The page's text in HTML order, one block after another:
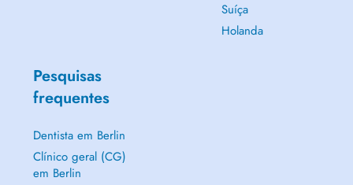
Suíça
Holanda
Pesquisas
frequentes
Dentista em Berlin
Clínico geral (CG)
em Berlin